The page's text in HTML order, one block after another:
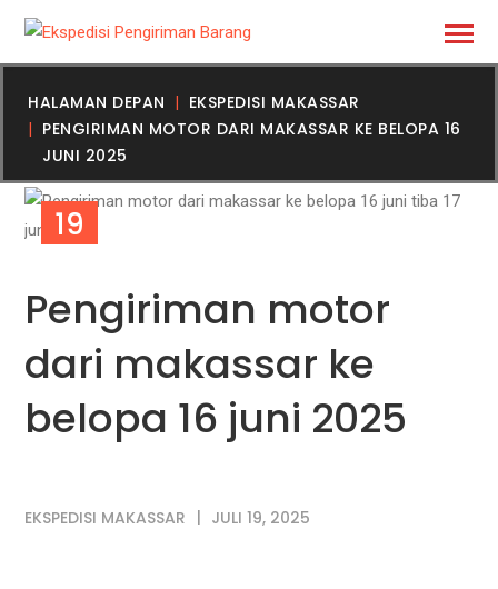
HALAMAN DEPAN
EKSPEDISI MAKASSAR
PENGIRIMAN MOTOR DARI MAKASSAR KE BELOPA 16
JUNI 2025
19
Pengiriman motor
dari makassar ke
belopa 16 juni 2025
EKSPEDISI MAKASSAR JULI 19, 2025